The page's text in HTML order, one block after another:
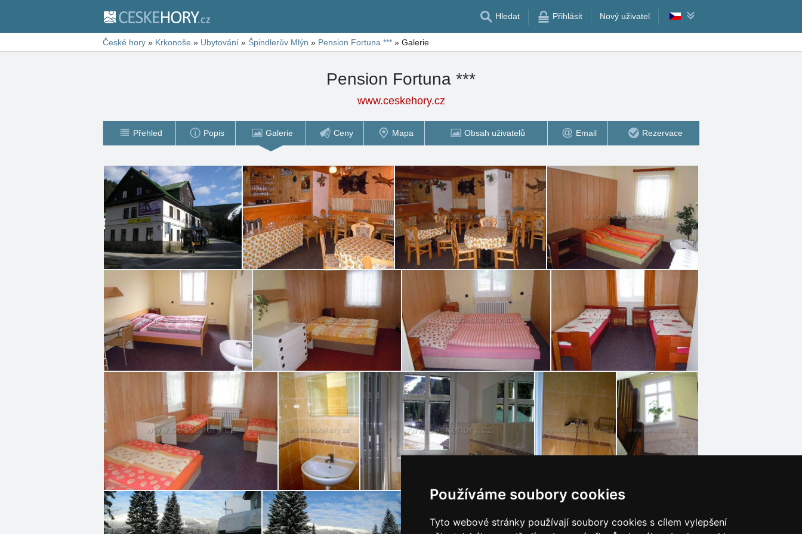
Používáme soubory cookies
Tyto webové stránky používají soubory cookies s cílem vylepšení
Hledat Přihlásit Nový uživatel
České hory » Krkonoše » Ubytování » Špindlerův Mlýn » Pension Fortuna *** » Galerie
Pension Fortuna ***
www.ceskehory.cz
Přehled Popis Galerie Ceny Mapa Obsah uživatelů Email Rezervace